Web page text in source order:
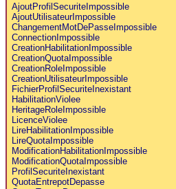
AjoutProfilSecuriteImpossible
AjoutUtilisateurImpossible
ChangementMotDePasseImpossible
ConnectionImpossible
CreationHabilitationImpossible
CreationQuotaImpossible
CreationRoleImpossible
CreationUtilisateurImpossible
FichierProfilSecuriteInexistant
HabilitationViolee
HeritageRoleImpossible
LicenceViolee
LireHabilitationImpossible
LireQuotaImpossible
ModificationHabilitationImpossible
ModificationQuotaImpossible
ProfilSecuriteInexistant
QuotaEntrepotDepasse